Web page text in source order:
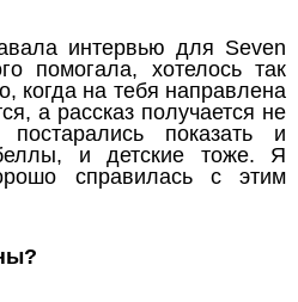
интервью для Seven
помогала, хотелось так
когда на тебя направлена
а рассказ получается не
показать и
и детские тоже. Я
справилась с этим